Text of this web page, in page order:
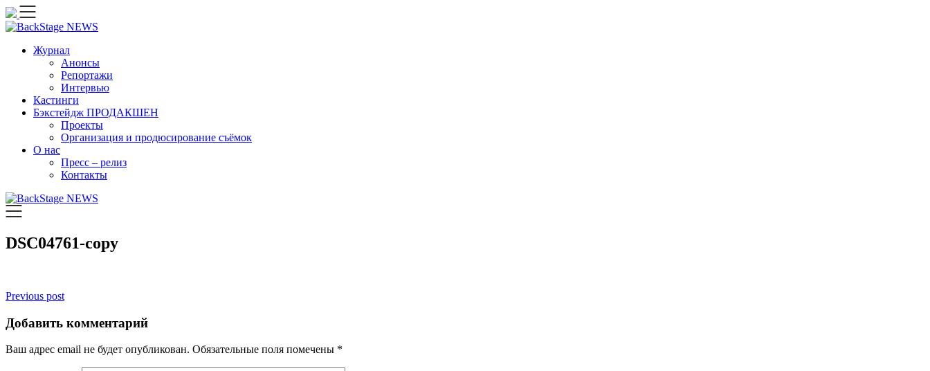
Skip
to
content
Журнал
Анонсы
Репортажи
Интервью
Кастинги
Бэкстейдж ПРОДАКШЕН
Проекты
Организация и продюсирование съёмок
О нас
Пресс – релиз
Контакты
DSC04761-copy
Навигация
по
записям
Previous post
Добавить комментарий
Ваш адрес email не будет опубликован. Обязательные поля помечены *